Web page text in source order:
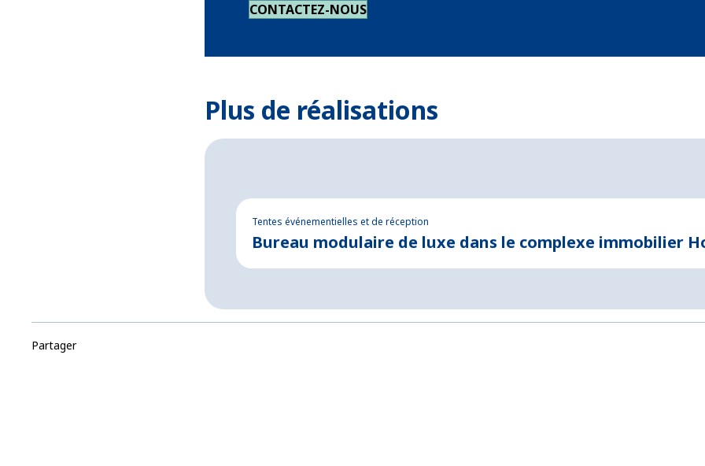
CONTACTEZ-NOUS
Plus de réalisations
Tentes événementielles et de réception
Bureau modulaire de luxe dans le complexe immobilier
Partager